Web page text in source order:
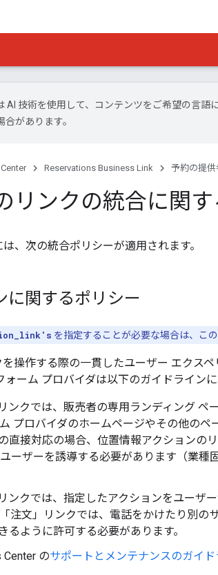
AI 技術を使用して、コンテンツをご希望の言語
があります。
Reservations Business Link 予約の提供
リンクの統合に関
、次の統合ポリシーが適用されます。
に関するポリシー
を指定することが必要な場合は、こ
操作する際の一貫したユーザー エクス
ーム プロバイダは以下のガイドラインに
ンクでは、販売者の専用ランディング ペ
プロバイダのホームページやその他の
直接対応の場合、位置情報アクションの
ーザーを誘導する必要があります（業種
ンクでは、指定したアクションをユーザ
注文」リンクでは、電話をかけたり別の
るように許可する必要があります。
のサポートとメンテナンスのガイド